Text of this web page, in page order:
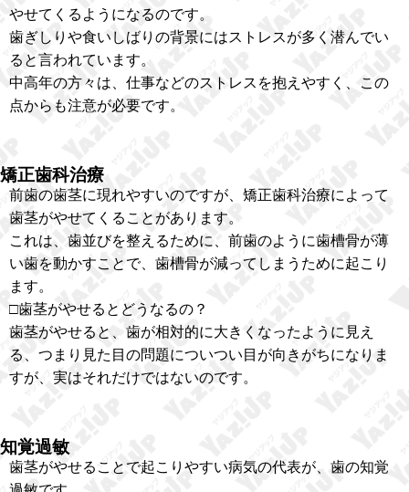
やせてくるようになるのです。
歯ぎしりや食いしばりの背景にはストレスが多く潜んでい
ると言われています。
中高年の方々は、仕事などのストレスを抱えやすく、この
点からも注意が必要です。
矯正歯科治療
前歯の歯茎に現れやすいのですが、矯正歯科治療によって
歯茎がやせてくることがあります。
これは、歯並びを整えるために、前歯のように歯槽骨が薄
い歯を動かすことで、歯槽骨が減ってしまうために起こり
ます。
□歯茎がやせるとどうなるの？
歯茎がやせると、歯が相対的に大きくなったように見え
る、つまり見た目の問題についつい目が向きがちになりま
すが、実はそれだけではないのです。
知覚過敏
歯茎がやせることで起こりやすい病気の代表が、歯の知覚